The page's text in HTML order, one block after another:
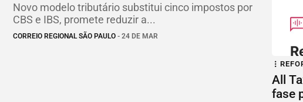
Novo modelo tributário substitui cinco impostos por
CBS e IBS, promete reduzir a...
CORREIO REGIONAL SÃO PAULO - 24 DE MAR
All
fase